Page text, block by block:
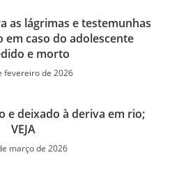
as lágrimas e testemunhas
em caso do adolescente
e morto
fevereiro de 2026
e deixado à deriva em rio;
VEJA
março de 2026